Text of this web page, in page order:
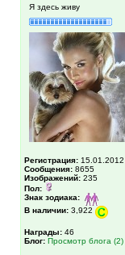
Я здесь живу
Регистрация: 15.01.2012
Сообщения: 8655
Изображений: 235
Пол:
Знак зодиака:
В наличии: 3,922
Награды: 46
Блог: Просмотр блога (2)